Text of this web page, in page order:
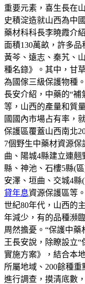
重要元素，喜生長在
史積淀造就山西為中
藥材科科長李曉霞介
面積130萬畝，許多
黃芩、遠志、秦艽、
種名錄》。其中，甘
為國傢三級保護物種
長安介紹，中藥的“補
等，山西的產量和質
國國內市場占有率，
保護區覆蓋山西南北
7個野生中藥材資源
曲、陽城4縣建立連
縣、神池、石樓5縣(
安澤、垣曲、交城4縣
貸年息資源保護區等
世紀80年代，山西的
年減少，有的品種瀕
周然擔憂。“保護中
王長安說，除瞭設立
實施方案》，結合本
所屬地域、200餘種
進行調查，摸清底數